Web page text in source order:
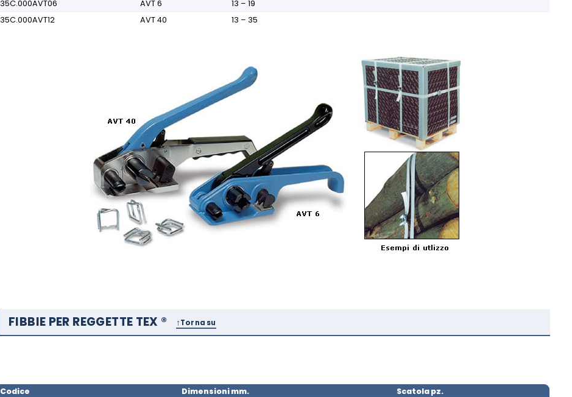
35C.000AVT06
AVT 6
13 – 19
35C.000AVT12
AVT 40 13 – 35
FIBBIE PER REGGETTE TEX ® Torna su
Codice Dimensioni mm.
Scatola pz.